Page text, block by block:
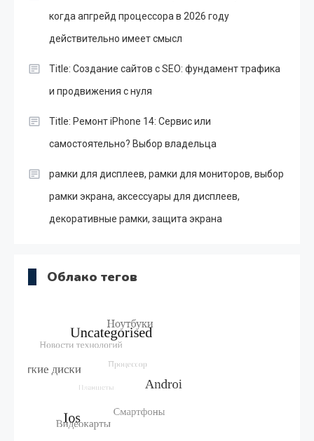
когда апгрейд процессора в 2026 году
действительно имеет смысл
Title: Создание сайтов с SEO: фундамент трафика
и продвижения с нуля
Title: Ремонт iPhone 14: Сервис или
самостоятельно? Выбор владельца
рамки для дисплеев, рамки для мониторов, выбор
рамки экрана, аксессуары для дисплеев,
декоративные рамки, защита экрана
Облако тегов